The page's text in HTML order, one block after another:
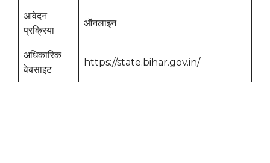
आवेदन
प्रक्रिया
ऑनलाइन
अधिकारिक
वेबसाइट
https://state.bihar.gov.in/